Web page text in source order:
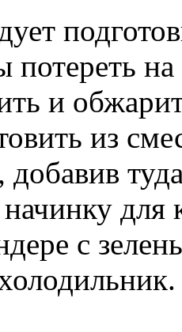
потереть
и
из
для
с